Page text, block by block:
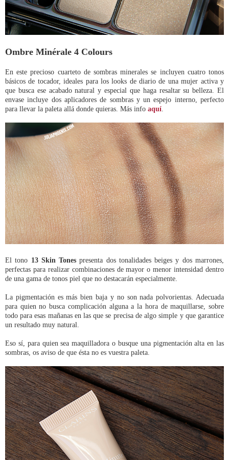
Ombre Minérale 4 Colours
En este precioso cuarteto de sombras minerales se incluyen cuatro tonos
básicos de tocador, ideales para los looks de diario de una mujer activa y
que busca ese acabado natural y especial que haga resaltar su belleza. El
envase incluye dos aplicadores de sombras y un espejo interno, perfecto
para llevar la paleta allá donde quieras. Más info aquí
El tono 13 Skin Tones presenta dos tonalidades beiges y dos marrones,
perfectas para realizar combinaciones de mayor o menor intensidad dentro
de una gama de tonos piel que no destacarán especialmente.
La pigmentación es más bien baja y no son nada polvorientas. Adecuada
para quien no busca complicación alguna a la hora de maquillarse, sobre
todo para esas mañanas en las que se precisa de algo simple y que garantice
un resultado muy natural.
Eso sí, para quien sea maquilladora o busque una pigmentación alta en las
sombras, os aviso de que ésta no es vuestra paleta.